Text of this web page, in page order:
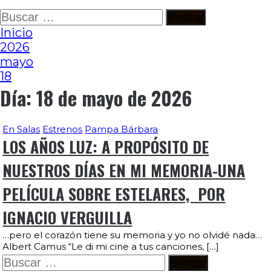
Ir
al
contenido
Buscar:
Inicio
2026
mayo
18
Día:18 de mayo de 2026
En Salas Estrenos Pampa Bárbara
LOS AÑOS LUZ: A PROPÓSITO DE
NUESTROS DÍAS EN MI MEMORIA-UNA
PELÍCULA SOBRE ESTELARES, POR
IGNACIO VERGUILLA
…pero el corazón tiene su memoria y yo no olvidé nada…
Albert Camus “Le di mi cine a tus canciones, […]
Buscar: